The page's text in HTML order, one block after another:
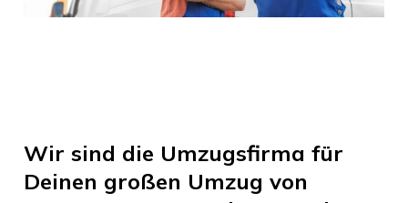
Wir sind die Umzugsfirma für
Deinen großen Umzug von